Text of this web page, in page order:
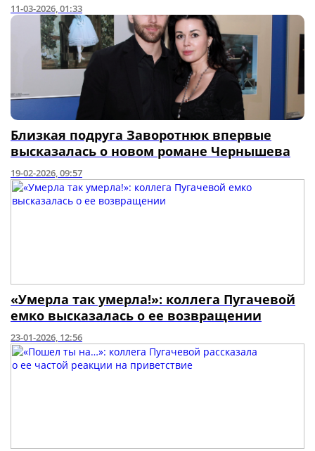
11-03-2026, 01:33
Близкая подруга Заворотнюк впервые
высказалась о новом романе Чернышева
19-02-2026, 09:57
«Умерла так умерла!»: коллега Пугачевой
емко высказалась о ее возвращении
23-01-2026, 12:56